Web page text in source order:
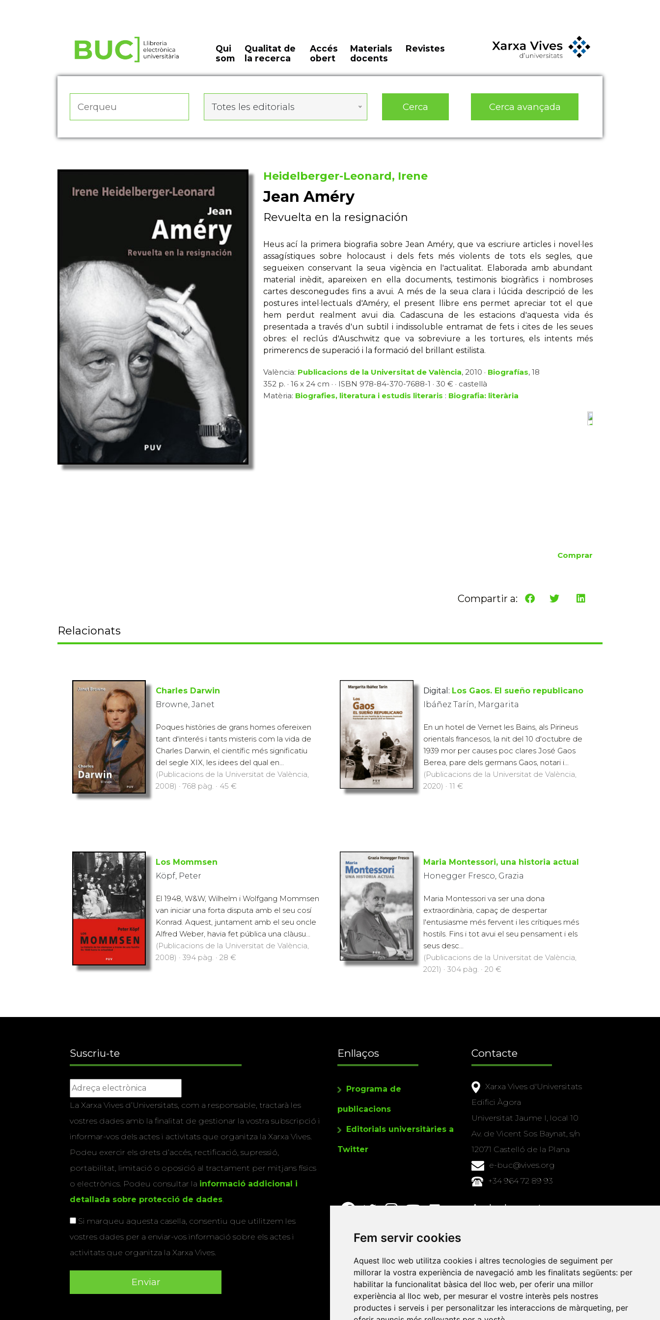
Fem servir cookies
Aquest lloc web utilitza cookies i altres tecnologies de seguiment per
millorar la vostra experiència de navegació amb les finalitats següents: per
habilitar la funcionalitat bàsica del lloc web, per oferir una millor
experiència al lloc web, per mesurar el vostre interès pels nostres
productes i serveis i per personalitzar les interaccions de màrqueting, per
Qui
som
Qualitat de
la recerca
Accés
obert
Materials
docents
Revistes
Totes les editorials Cerca Cerca avançada
Heidelberger-Leonard, Irene
Jean Améry
Revuelta en la resignación
Heus ací la primera biografia sobre Jean Améry, que va escriure articles i novel·les
assagístiques sobre holocaust i dels fets més violents de tots els segles, que
segueixen conservant la seua vigència en l'actualitat. Elaborada amb abundant
material inèdit, apareixen en ella documents, testimonis biogràfics i nombroses
cartes desconegudes fins a avui. A més de la seua clara i lúcida descripció de les
postures intel·lectuals d'Améry, el present llibre ens permet apreciar tot el que
hem perdut realment avui dia. Cadascuna de les estacions d'aquesta vida és
presentada a través d'un subtil i indissoluble entramat de fets i cites de les seues
obres: el reclús d'Auschwitz que va sobreviure a les tortures, els intents més
primerencs de superació i la formació del brillant estilista.
València: Publicacions de la Universitat de València, 2010 · Biografías, 18
352 p. · 16 x 24 cm · · ISBN 978-84-370-7688-1 · 30 € · castellà
Matèria: Biografies, literatura i estudis literaris : Biografia: literària
Comprar
Compartir a:
Relacionats
Charles Darwin
Browne, Janet
Poques històries de grans homes ofereixen
tant d'interés i tants misteris com la vida de
Charles Darwin, el científic més significatiu
del segle XIX, les idees del qual en...
(Publicacions de la Universitat de València,
2008) · 768 pàg. · 45 €
Digital: Los Gaos. El sueño republicano
Ibáñez Tarín, Margarita
En un hotel de Vernet les Bains, als Pirineus
orientals francesos, la nit del 10 d'octubre de
1939 mor per causes poc clares José Gaos
Berea, pare dels germans Gaos, notari i...
(Publicacions de la Universitat de València,
2020) · 11 €
Los Mommsen
Köpf, Peter
El 1948, W&W, Wilhelm i Wolfgang Mommsen
van iniciar una forta disputa amb el seu cosí
Konrad. Aquest, juntament amb el seu oncle
Alfred Weber, havia fet pública una clàusu...
(Publicacions de la Universitat de València,
2008) · 394 pàg. · 28 €
Maria Montessori, una historia actual
Honegger Fresco, Grazia
Maria Montessori va ser una dona
extraordinària, capaç de despertar
l'entusiasme més fervent i les crítiques més
hostils. Fins i tot avui el seu pensament i els
seus desc...
(Publicacions de la Universitat de València,
2021) · 304 pàg. · 20 €
Suscriu-te
La Xarxa Vives d’Universitats, com a responsable, tractarà les
vostres dades amb la finalitat de gestionar la vostra subscripció i
informar-vos dels actes i activitats que organitza la Xarxa Vives.
Podeu exercir els drets d’accés, rectificació, supressió,
portabilitat, limitació o oposició al tractament per mitjans físics
o electrònics. Podeu consultar la informació addicional i
detallada sobre protecció de dades.
Si marqueu aquesta casella, consentiu que utilitzem les
vostres dades per a enviar-vos informació sobre els actes i
activitats que organitza la Xarxa Vives.
Enllaços
Programa de
publicacions
Editorials universitàries a
Twitter
Contacte
Xarxa Vives d'Universitats
Edifici Àgora
Universitat Jaume I, local 10
Av. de Vicent Sos Baynat, s/n
12071 Castelló de la Plana
e-buc@vives.org
+34 964 72 89 93
Amb el suport